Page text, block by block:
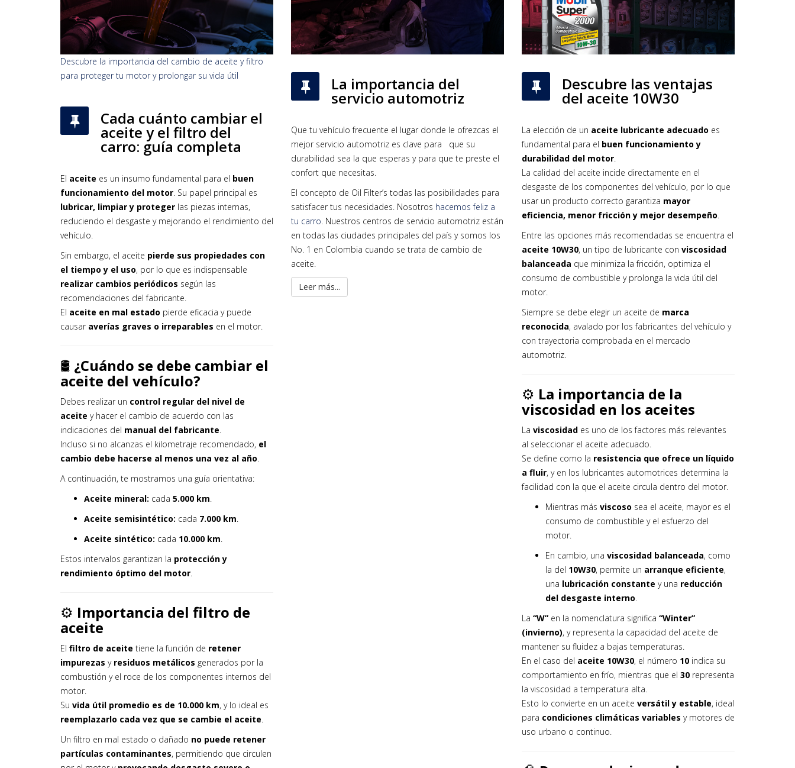
Descubre la importancia del cambio de aceite y filtro
para proteger tu motor y prolongar su vida útil
Cada cuánto cambiar el
aceite y el filtro del
carro: guía completa
El aceite es un insumo fundamental para el buen
funcionamiento del motor. Su papel principal es
lubricar, limpiar y proteger las piezas internas,
reduciendo el desgaste y mejorando el rendimiento del
vehículo.
Sin embargo, el aceite pierde sus propiedades con
el tiempo y el uso, por lo que es indispensable
realizar cambios periódicos según las
recomendaciones del fabricante.
El aceite en mal estado pierde eficacia y puede
causar averías graves o irreparables en el motor.
🛢️ ¿Cuándo se debe cambiar el
aceite del vehículo?
Debes realizar un control regular del nivel de
aceite y hacer el cambio de acuerdo con las
indicaciones del manual del fabricante.
Incluso si no alcanzas el kilometraje recomendado, el
cambio debe hacerse al menos una vez al año.
A continuación, te mostramos una guía orientativa:
Aceite mineral: cada 5.000 km.
Aceite semisintético: cada 7.000 km.
Aceite sintético: cada 10.000 km.
Estos intervalos garantizan la protección y
rendimiento óptimo del motor.
⚙️ Importancia del filtro de
aceite
El filtro de aceite tiene la función de retener
impurezas y residuos metálicos generados por la
combustión y el roce de los componentes internos del
motor.
Su vida útil promedio es de 10.000 km, y lo ideal es
reemplazarlo cada vez que se cambie el aceite.
Un filtro en mal estado o dañado no puede retener
partículas contaminantes, permitiendo que circulen
La importancia del
servicio automotriz
Que tu vehículo frecuente el lugar donde le ofrezcas el
mejor servicio automotriz es clave para que su
durabilidad sea la que esperas y para que te preste el
confort que necesitas.
El concepto de Oil Filter’s todas las posibilidades para
satisfacer tus necesidades. Nosotros hacemos feliz a
tu carro. Nuestros centros de servicio automotriz están
en todas las ciudades principales del país y somos los
No. 1 en Colombia cuando se trata de cambio de
aceite.
Leer más...
Descubre las ventajas
del aceite 10W30
La elección de un aceite lubricante adecuado es
fundamental para el buen funcionamiento y
durabilidad del motor.
La calidad del aceite incide directamente en el
desgaste de los componentes del vehículo, por lo que
usar un producto correcto garantiza mayor
eficiencia, menor fricción y mejor desempeño.
Entre las opciones más recomendadas se encuentra el
aceite 10W30, un tipo de lubricante con viscosidad
balanceada que minimiza la fricción, optimiza el
consumo de combustible y prolonga la vida útil del
motor.
Siempre se debe elegir un aceite de marca
reconocida, avalado por los fabricantes del vehículo y
con trayectoria comprobada en el mercado
automotriz.
⚙️ La importancia de la
viscosidad en los aceites
La viscosidad es uno de los factores más relevantes
al seleccionar el aceite adecuado.
Se define como la resistencia que ofrece un líquido
a fluir, y en los lubricantes automotrices determina la
facilidad con la que el aceite circula dentro del motor.
Mientras más viscoso sea el aceite, mayor es el
consumo de combustible y el esfuerzo del
motor.
En cambio, una viscosidad balanceada, como
la del 10W30, permite un arranque eficiente,
una lubricación constante y una reducción
del desgaste interno.
La “W” en la nomenclatura significa “Winter”
(invierno), y representa la capacidad del aceite de
mantener su fluidez a bajas temperaturas.
En el caso del aceite 10W30, el número 10 indica su
comportamiento en frío, mientras que el 30 representa
la viscosidad a temperatura alta.
Esto lo convierte en un aceite versátil y estable, ideal
para condiciones climáticas variables y motores de
uso urbano o continuo.